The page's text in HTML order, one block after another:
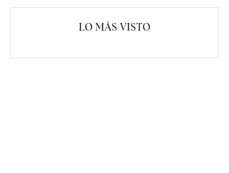
LO MÁS VISTO